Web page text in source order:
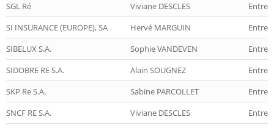
SGL Ré Viviane DESCLES
SI INSURANCE (EUROPE), SA
Hervé MARGUIN
SIBELUX S.A.
Sophie VANDEVEN
SIDOBRE RE S.A.
Alain SOUGNEZ
SKP Re S.A.
Sabine PARCOLLET
SNCF RE S.A.
Viviane DESCLES